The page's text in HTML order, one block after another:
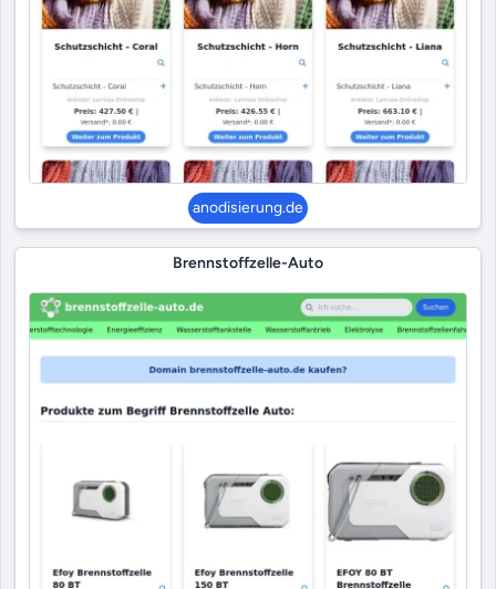
anodisierung.de
Brennstoffzelle-Auto